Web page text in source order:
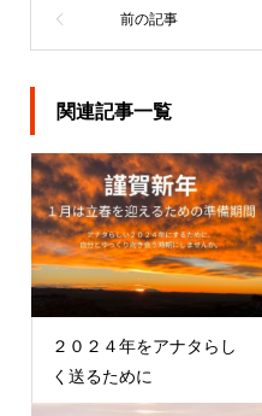
関連記事一覧
２０２４年をアナタらし
く送るために